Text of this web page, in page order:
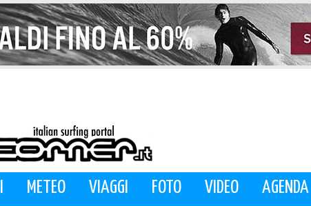
METEO VIAGGI FOTO VIDEO AGENDA